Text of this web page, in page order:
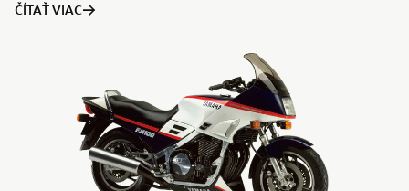
ČÍTAŤ VIAC